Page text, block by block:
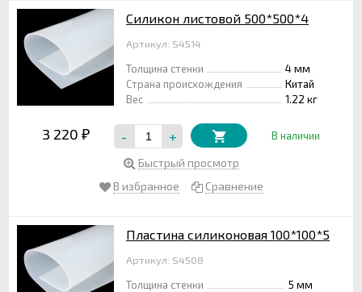
Силикон листовой 500*500*4
Артикул: S4514
Толщина стенки
4 мм
Страна происхождения
Китай
Вес
1.22 кг
3 220 ₽ - + В наличии
Быстрый просмотр
В избранное
Сравнение
Пластина силиконовая 100*100*5
Артикул: S4508
Толщина стенки
5 мм